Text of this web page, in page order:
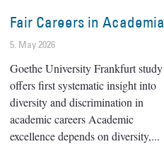
Fair Careers in Academia
5. May 2026
Goethe University Frankfurt study
offers first systematic insight into
diversity and discrimination in
academic careers Academic
excellence depends on diversity,